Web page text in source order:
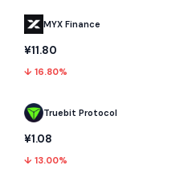
MYX Finance
¥11.80
↓ 16.80%
Truebit Protocol
¥1.08
↓ 13.00%